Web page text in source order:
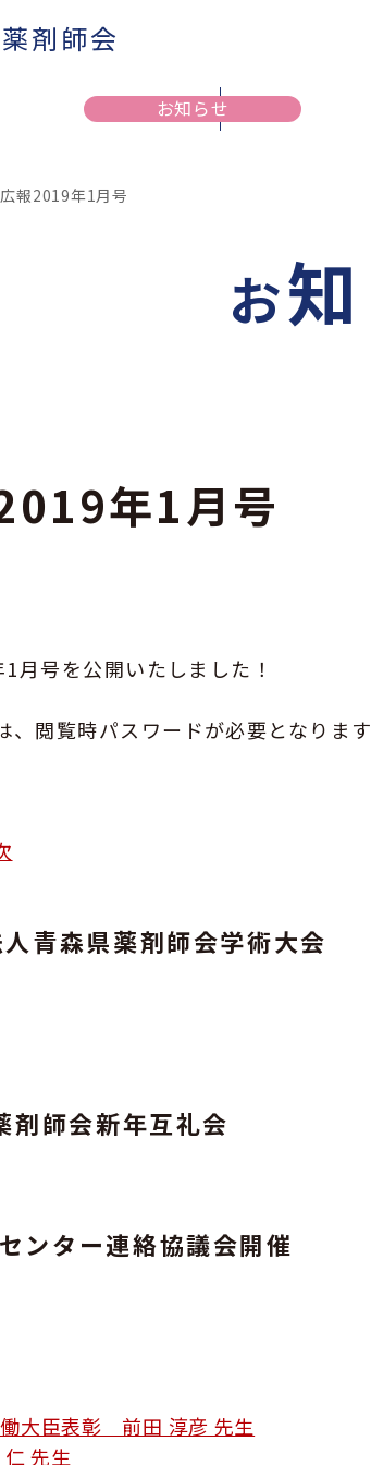
剤師会
お知らせ
健康介護まちかど相談薬局
GOGO健活！マモルさんリターン
報2019年1月号
お知
年1月号
号を公開いたしました！
閲覧時パスワードが必要となります
青森県薬剤師会学術大会
師会新年互礼会
ンター連絡協議会開催
大臣表彰 前田 淳彦 先生
先生